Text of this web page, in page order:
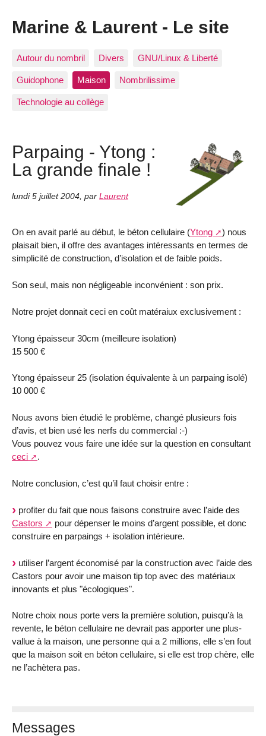
Marine & Laurent - Le site
Autour du nombril Divers GNU/Linux & Liberté
Guidophone Maison Nombrilissime
Technologie au collège
Parpaing - Ytong :
La grande finale !
lundi 5 juillet 2004 par Laurent
On en avait parlé au début, le béton cellulaire (Ytong
) nous
plaisait bien, il offre des avantages intéressants en termes de
simplicité de construction, d’isolation et de faible poids.
Son seul, mais non négligeable inconvénient : son prix.
Notre projet donnait ceci en coût matéraiux exclusivement :
Ytong épaisseur 30cm (meilleure isolation)
15 500 €
Ytong épaisseur 25 (isolation équivalente à un parpaing isolé)
10 000 €
Nous avons bien étudié le problème, changé plusieurs fois
d’avis, et bien usé les nerfs du commercial :-)
Vous pouvez vous faire une idée sur la question en consultant
ceci
.
Notre conclusion, c’est qu’il faut choisir entre :
profiter du fait que nous faisons construire avec l’aide des
Castors
pour dépenser le moins d’argent possible, et donc
construire en parpaings + isolation intérieure.
utiliser l’argent économisé par la construction avec l’aide des
Castors pour avoir une maison tip top avec des matériaux
innovants et plus "écologiques".
Notre choix nous porte vers la première solution, puisqu’à la
revente, le béton cellulaire ne devrait pas apporter une plus-
vallue à la maison, une personne qui a 2 millions, elle s’en fout
que la maison soit en béton cellulaire, si elle est trop chère, elle
ne l’achètera pas.
Messages